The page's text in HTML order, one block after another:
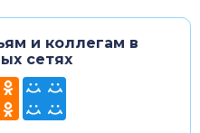
и коллегам в
сетях